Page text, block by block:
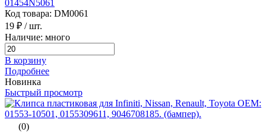
01454N5061
Код товара: DM0061
19 ₽ / шт.
Наличие: много
В корзину
Подробнее
Новинка
Быстрый просмотр
(0)